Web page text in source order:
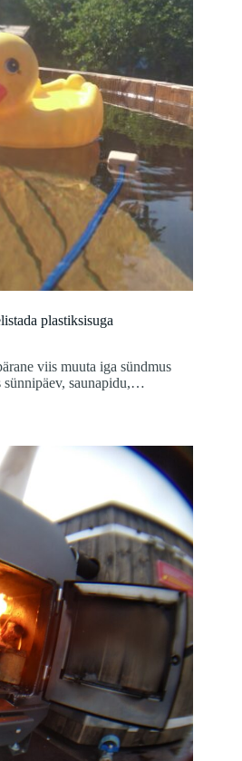
plastiksisuga
viis muuta iga sündmus
sünnipäev, saunapidu,…